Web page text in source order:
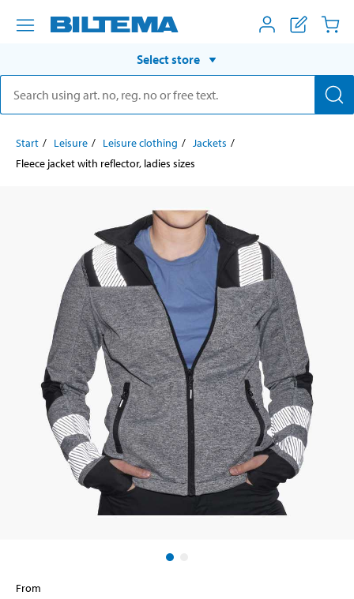
Select store
Start Leisure Leisure clothing
Jackets
Fleece jacket with reflector, ladies sizes
From